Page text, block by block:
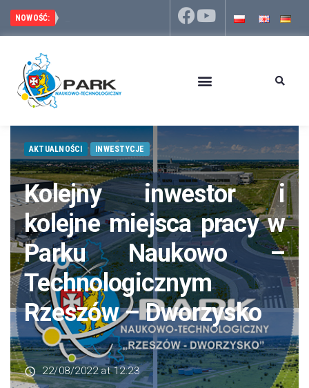
NOWOŚĆ: Park Naukowo-Technologiczny Rzeszów –
AKTUALNOŚCI INWESTYCJE
Kolejny inwestor i
kolejne miejsca pracy w
Parku Naukowo –
Technologicznym
Rzeszów – Dworzysko
22/08/2022 at 12:23